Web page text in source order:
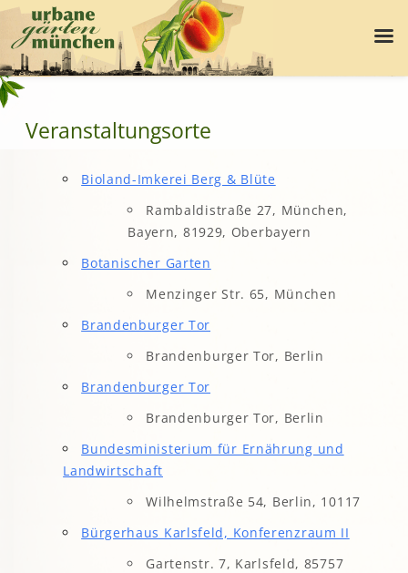
Veranstaltungsorte
Bioland-Imkerei Berg & Blüte
Rambaldistraße 27, München,
Bayern, 81929, Oberbayern
Botanischer Garten
Menzinger Str. 65, München
Brandenburger Tor
Brandenburger Tor, Berlin
Brandenburger Tor
Brandenburger Tor, Berlin
Bundesministerium für Ernährung und
Landwirtschaft
Wilhelmstraße 54, Berlin, 10117
Bürgerhaus Karlsfeld, Konferenzraum II
Gartenstr. 7, Karlsfeld, 85757